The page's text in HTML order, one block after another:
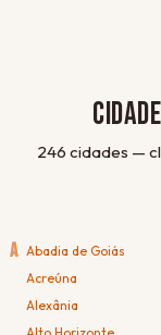
246 cidades —
A Abadia de Goiás
Acreúna
Alexânia